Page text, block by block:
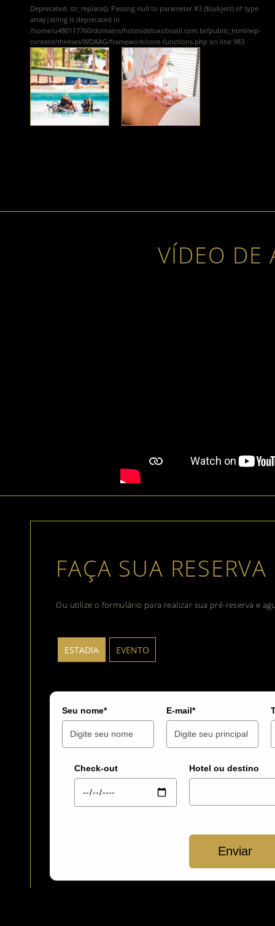
Deprecated: str_replace(): Passing null to parameter #3 ($subject) of type
array|string is deprecated in
/home/u480117760/domains/hoteisdeluxobrasil.com.br/public_html/wp-
content/themes/WDAAG/framework/core-functions.php on line 983
VÍDEO DE
FAÇA SUA
Ou utilize o formulário para realizar sua pré-reserva e
ESTADIA EVENTO
Seu nome* E-mail*
Check-out Hotel ou destino
Enviar